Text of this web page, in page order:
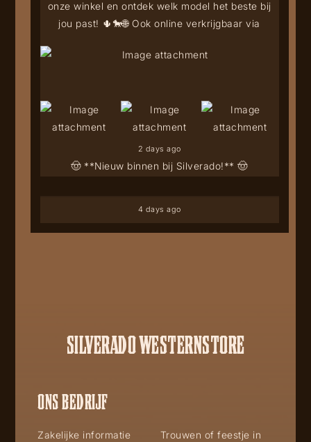
🤠 **Nieuw binnen bij Silverado!** 🤠
onze winkel en ontdek welk model het beste bij
jou past! 🌵🐎🌐 Ook online verkrijgbaar via
2 days ago
4 days ago
SILVERADO WESTERNSTORE
ONS BEDRIJF
Zakelijke informatie
Trouwen of feestje in